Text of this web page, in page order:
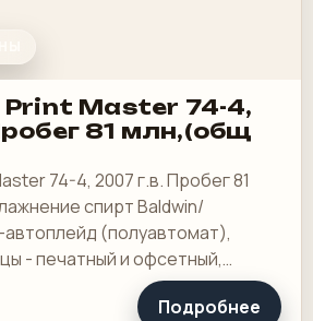
Print Master 74-4,
81 млн,(общ
74-4, 2007 г.в. Пробег 81
спирт Baldwin/
(полуавтомат),
- печатный и офсетный,
-PM74 - краски и.
Подробнее